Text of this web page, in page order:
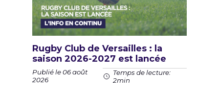
Rugby Club de Versailles : la
saison 2026-2027 est lancée
Publié le 06 août
2026
Temps de lecture:
2min